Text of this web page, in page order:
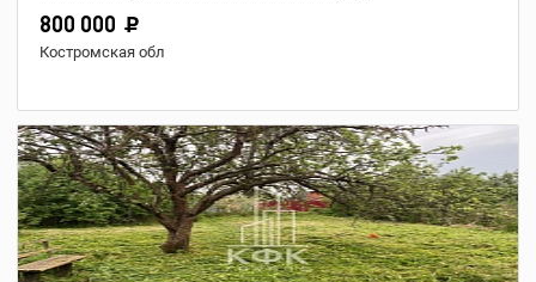
800 000
Костромская обл